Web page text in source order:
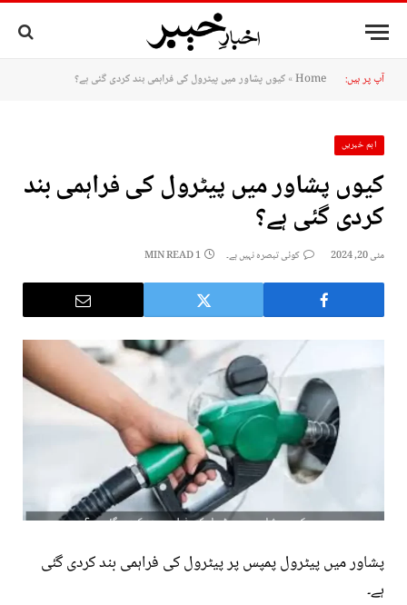
آپ پر ہیں: Home
»کیوں پشاور میں پیٹرول کی فراہمی بند کردی گئی ہے؟
اہم خبریں
کیوں پشاور میں پیٹرول کی فراہمی بند
کردی گئی ہے؟
مئی 20, 2024 کوئی تبصرہ نہیں ہے۔ 1 MIN READ
پشاور میں پیٹرول پمپس پر پیٹرول کی فراہمی بند کردی گئی
ہے۔